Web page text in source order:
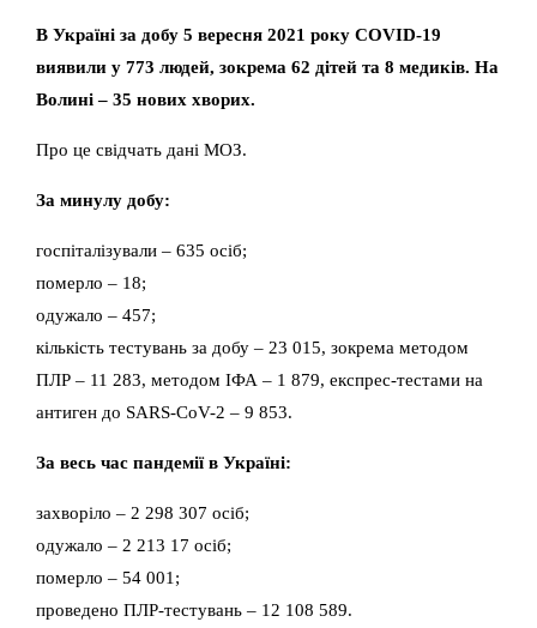
В Україні за добу 5 вересня 2021 року COVID-19
виявили у 773 людей, зокрема 62 дітей та 8 медиків. На
Волині – 35 нових хворих.
Про це свідчать дані МОЗ.
За минулу добу:
госпіталізували – 635 осіб;
померло – 18;
одужало – 457;
кількість тестувань за добу – 23 015, зокрема методом
ПЛР – 11 283, методом ІФА – 1 879, експрес-тестами на
антиген до SARS-CoV-2 – 9 853.
За весь час пандемії в Україні:
захворіло – 2 298 307 осіб;
одужало – 2 213 17 осіб;
померло – 54 001;
проведено ПЛР-тестувань – 12 108 589.